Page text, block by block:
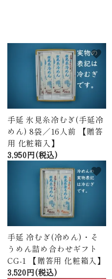
手延 氷見糸冷むぎ(手延冷
めん) 8袋／16人前 【贈答
用 化粧箱入】
3,950円(税込)
favorite
手延 冷むぎ(冷めん)・そ
うめん詰め合わせギフト
CG-1 【贈答用 化粧箱入】
3,520円(税込)
favorite